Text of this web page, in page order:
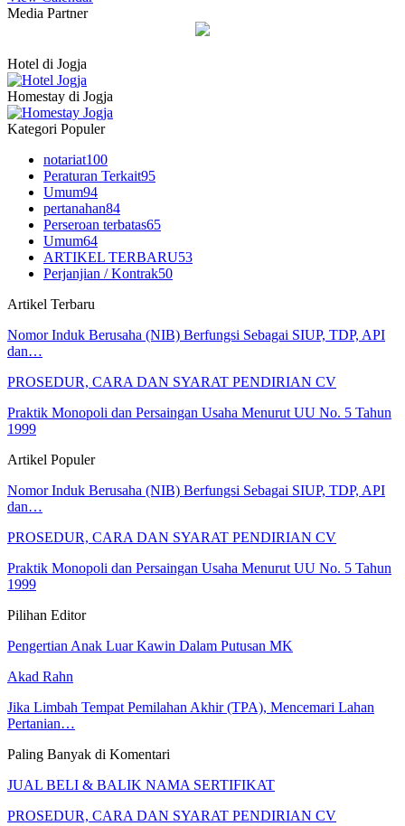
Media Partner
Hotel di Jogja
Homestay di Jogja
Kategori Populer
notariat100
Peraturan Terkait95
Umum94
pertanahan84
Perseroan terbatas65
Umum64
ARTIKEL TERBARU53
Perjanjian / Kontrak50
Artikel Terbaru
Nomor Induk Berusaha (NIB) Berfungsi Sebagai SIUP, TDP, API
dan…
PROSEDUR, CARA DAN SYARAT PENDIRIAN CV
Praktik Monopoli dan Persaingan Usaha Menurut UU No. 5 Tahun
1999
Artikel Populer
Nomor Induk Berusaha (NIB) Berfungsi Sebagai SIUP, TDP, API
dan…
PROSEDUR, CARA DAN SYARAT PENDIRIAN CV
Praktik Monopoli dan Persaingan Usaha Menurut UU No. 5 Tahun
1999
Pilihan Editor
Pengertian Anak Luar Kawin Dalam Putusan MK
Akad Rahn
Jika Limbah Tempat Pemilahan Akhir (TPA), Mencemari Lahan
Pertanian…
Paling Banyak di Komentari
JUAL BELI & BALIK NAMA SERTIFIKAT
PROSEDUR, CARA DAN SYARAT PENDIRIAN CV